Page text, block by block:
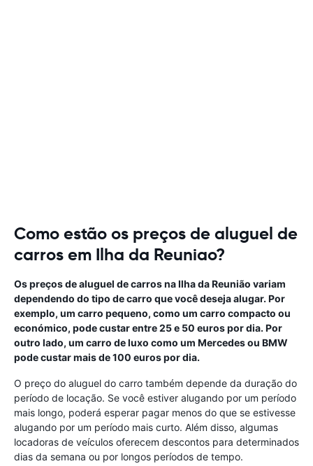
Como estão os preços de aluguel de
carros em Ilha da Reuniao?
Os preços de aluguel de carros na Ilha da Reunião variam
dependendo do tipo de carro que você deseja alugar. Por
exemplo, um carro pequeno, como um carro compacto ou
económico, pode custar entre 25 e 50 euros por dia. Por
outro lado, um carro de luxo como um Mercedes ou BMW
pode custar mais de 100 euros por dia.
O preço do aluguel do carro também depende da duração do
período de locação. Se você estiver alugando por um período
mais longo, poderá esperar pagar menos do que se estivesse
alugando por um período mais curto. Além disso, algumas
locadoras de veículos oferecem descontos para determinados
dias da semana ou por longos períodos de tempo.